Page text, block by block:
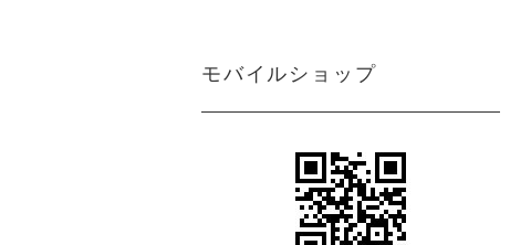
モバイルショップ